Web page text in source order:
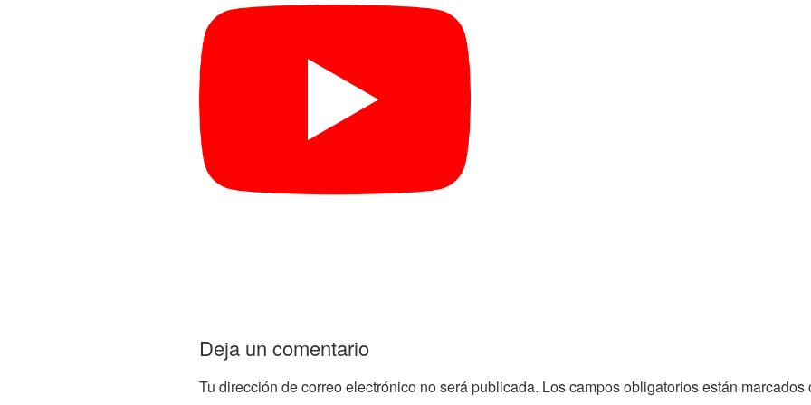
Deja un comentario
Tu dirección de correo electrónico no será publicada. Los campos obligatorios están marcados